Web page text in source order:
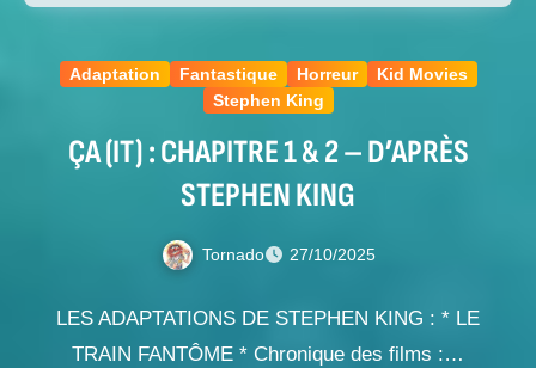
Adaptation Fantastique Horreur
Kid Movies
Stephen King
ÇA (IT) : CHAPITRE 1 & 2 – D’APRÈS
STEPHEN KING
Tornado 27/10/2025
LES ADAPTATIONS DE STEPHEN KING : * LE
TRAIN FANTÔME * Chronique des films :…